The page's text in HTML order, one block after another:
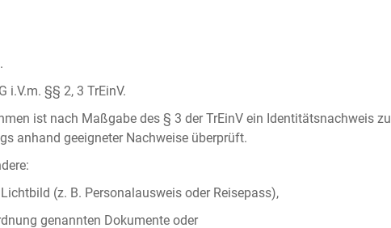
i.V.m. §§ 2, 3 TrEinV.
ist nach Maßgabe des § 3 der TrEinV ein Identitätsnachweis zu
anhand geeigneter Nachweise überprüft.
(z. B. Personalausweis oder Reisepass),
genannten Dokumente oder